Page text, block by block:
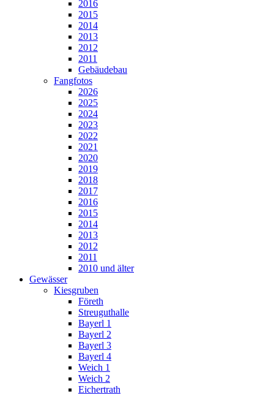
2016
2015
2014
2013
2012
2011
Gebäudebau
Fangfotos
2026
2025
2024
2023
2022
2021
2020
2019
2018
2017
2016
2015
2014
2013
2012
2011
2010 und älter
Gewässer
Kiesgruben
Företh
Streuguthalle
Bayerl 1
Bayerl 2
Bayerl 3
Bayerl 4
Weich 1
Weich 2
Eichertrath